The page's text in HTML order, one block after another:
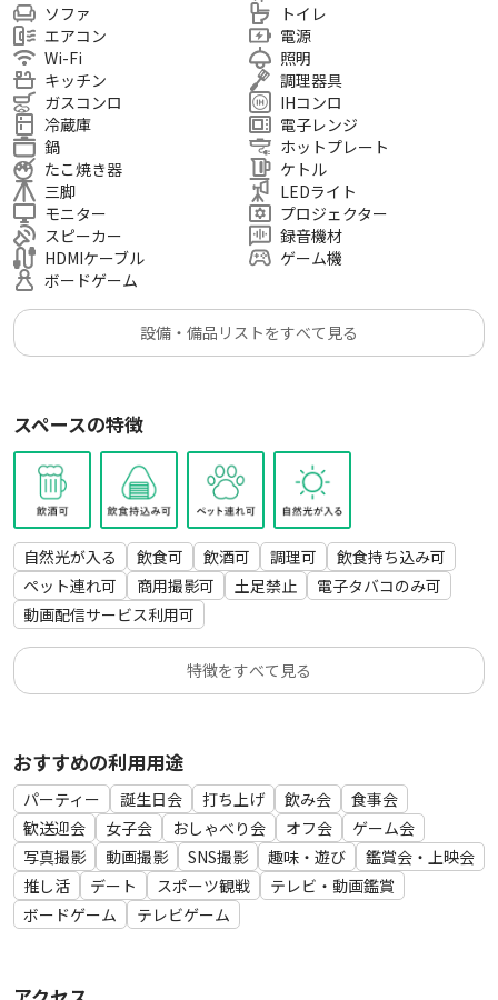
し活／ママ会／女子ランチ会／交流会
都営大江戸線 飯田橋駅 徒歩５分※出口確認必須
東京メトロ南北線 後楽園駅 徒歩1５分
東京メトロ東西線 神楽坂駅 徒歩15分
都営大江戸線 牛込神楽坂駅 徒歩17分
東京メトロ有楽町線 江戸川橋駅 徒歩18分
都営三田線 春日駅 徒歩17分
JR中央・総武線 水道橋駅 徒歩17分
■最寄り駅（徒歩）
・飯田橋駅 徒歩10分
大江戸線・南北線・東西線・有楽町線B1／C1出口 8分
東京メトロ東西線 1番出口 15分
・牛込神楽坂駅
都営大江戸線 B1／A3出口 15分
■首都高 飯田橋出入口 料金所 40秒
■パーキング
・後楽２丁目パーク第３（マップアプリ参照）徒歩7秒
・タイムズ後楽２丁目（マップアプリ参照）徒歩2分
■スーパー・コンビニ
・セブンイレブン、ファミリーマート｜徒歩４～7分
■周辺
小石川後楽園｜徒歩8分
神楽坂商店街｜徒歩13分
東京ドーム｜徒歩14分
ソファ
エアコン
Wi-Fi
キッチン
ガスコンロ
冷蔵庫
鍋
たこ焼き器
三脚
モニター
スピーカー
HDMIケーブル
ボードゲーム
トイレ
電源
照明
調理器具
IHコンロ
電子レンジ
ホットプレート
ケトル
LEDライト
プロジェクター
録音機材
ゲーム機
設備・備品リストをすべて見る
スペースの特徴
自然光が入る 飲食可 飲酒可 調理可
飲食持ち込み可
ペット連れ可
商用撮影可 土足禁止
電子タバコのみ可
動画配信サービス利用可
特徴をすべて見る
おすすめの利用用途
パーティー 誕生日会 打ち上げ 飲み会
食事会
歓送迎会
女子会 おしゃべり会 オフ会
ゲーム会
写真撮影
動画撮影 SNS撮影 趣味・遊び
鑑賞会・上映会
推し活
デート スポーツ観戦
テレビ・動画鑑賞
ボードゲーム
テレビゲーム